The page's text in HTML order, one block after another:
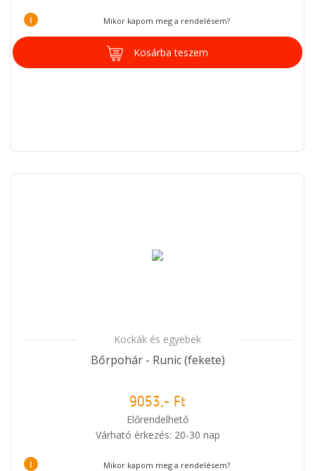
i Mikor kapom meg a rendelésem?
Kosárba teszem
Kockák és egyebek
Bőrpohár - Runic (fekete)
9053,- Ft
Előrendelhető
Várható érkezés: 20-30 nap
i Mikor kapom meg a rendelésem?